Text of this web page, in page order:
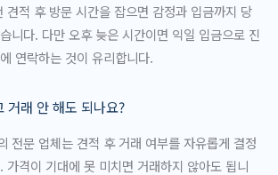
견적 후 방문 시간을 잡으면 감정과 입금까지 당
니다. 다만 오후 늦은 시간이면 익일 입금으로 진
연락하는 것이 유리합니다.
거래 안 해도 되나요?
전문 업체는 견적 후 거래 여부를 자유롭게 결정
가격이 기대에 못 미치면 거래하지 않아도 됩니